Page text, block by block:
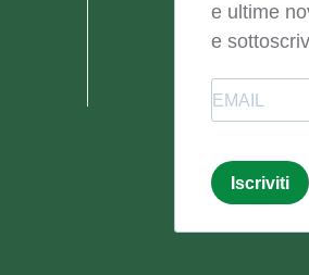
e ultime
e
Email
Iscriviti